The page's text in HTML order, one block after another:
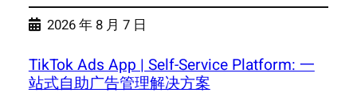
2026 年 8 月 7 日
TikTok Ads App | Self-Service Platform: 一
站式自助广告管理解决方案